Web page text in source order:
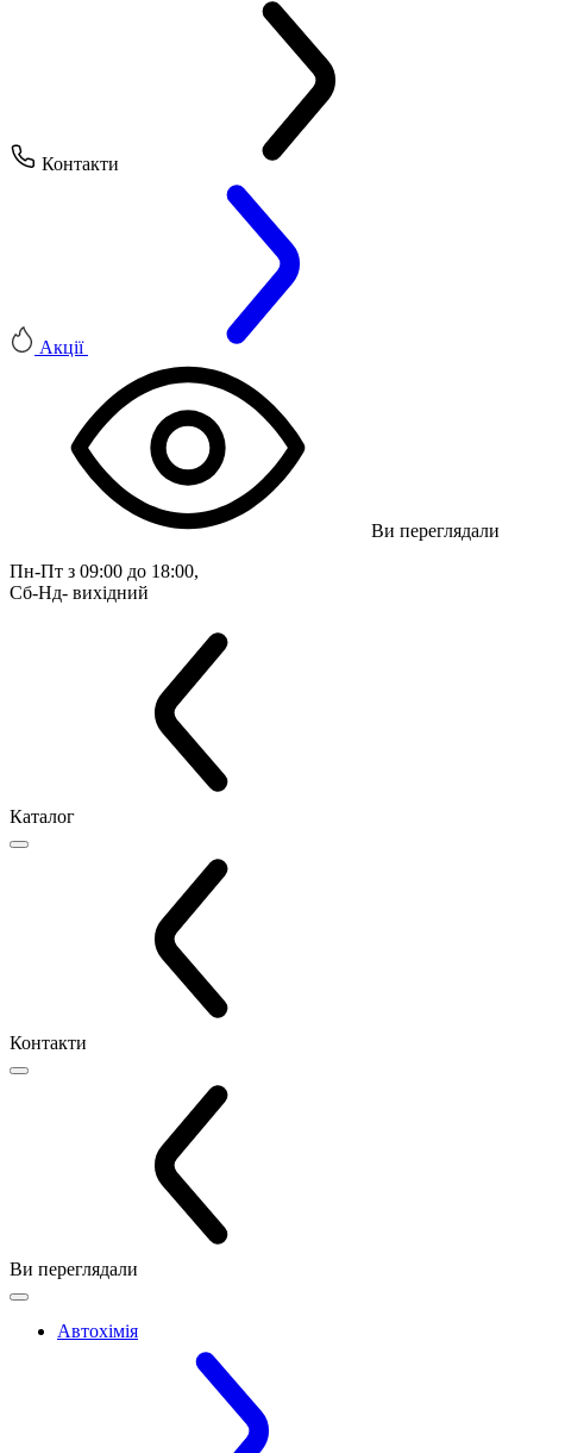
Контакти
Акції
Ви переглядали
Пн-Пт з 09:00 до 18:00,
Сб-Нд- вихідний
Каталог
Контакти
Ви переглядали
Автохімія